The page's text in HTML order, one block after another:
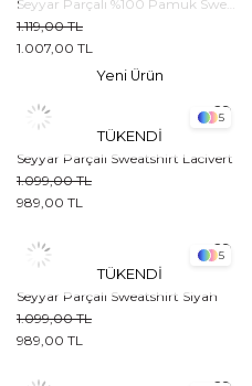
1.007,00 TL
1.119,00 TL
Yeni Ürün
TÜKENDI
5
Seyyar Parçalı Sweatshirt Lacivert
989,00 TL
1.099,00 TL
TÜKENDI
5
Seyyar Parçalı Sweatshirt Siyah
989,00 TL
1.099,00 TL